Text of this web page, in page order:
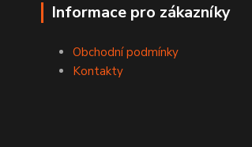
Informace pro zákazníky
Obchodní podmínky
Kontakty